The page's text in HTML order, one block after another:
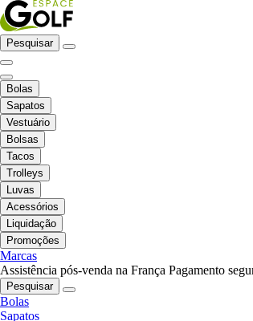
Pesquisar
Bolas
Sapatos
Vestuário
Bolsas
Tacos
Trolleys
Luvas
Acessórios
Liquidação
Promoções
Marcas
Assistência pós-venda na França Pagamento
Pesquisar
Bolas
Sapatos